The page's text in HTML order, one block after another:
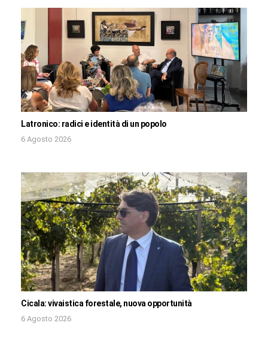
Latronico: radici e identità di un popolo
6 Agosto 2026
Cicala: vivaistica forestale, nuova opportunità
6 Agosto 2026